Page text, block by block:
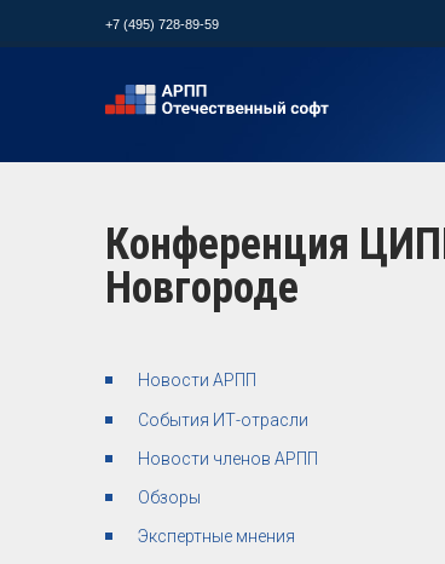
+7 (495) 728-89-59
Конференция
Новгороде
Новости АРПП
События ИТ-отрасли
Новости членов АРПП
Обзоры
Экспертные мнения